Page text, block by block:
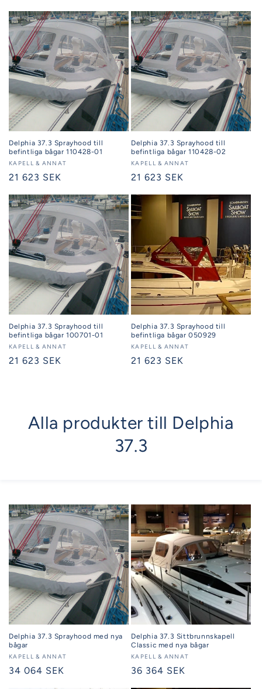
Delphia 37.3 Sprayhood till
befintliga bågar 110428-01
Säljare:
KAPELL & ANNAT
Ordinarie
21 623 SEK
Delphia 37.3 Sprayhood till
befintliga bågar 110428-02
Säljare:
KAPELL & ANNAT
Ordinarie
21 623 SEK
Delphia 37.3 Sprayhood till
befintliga bågar 100701-01
Säljare:
KAPELL & ANNAT
Ordinarie
21 623 SEK
Delphia 37.3 Sprayhood till
befintliga bågar 050929
Säljare:
KAPELL & ANNAT
Ordinarie
21 623 SEK
Alla produkter till Delphia
37.3
Delphia 37.3 Sprayhood med nya
bågar
Säljare:
KAPELL & ANNAT
Ordinarie
34 064 SEK
Delphia 37.3 Sittbrunnskapell
Classic med nya bågar
Säljare:
KAPELL & ANNAT
Ordinarie
36 364 SEK